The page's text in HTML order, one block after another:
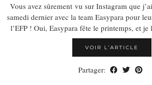
Vous avez sûrement vu sur Instagram que
samedi dernier avec la team Easypara pour
l’EFP ! Oui, Easypara fête le printemps, et
VOIR L’ARTICLE
Partager: